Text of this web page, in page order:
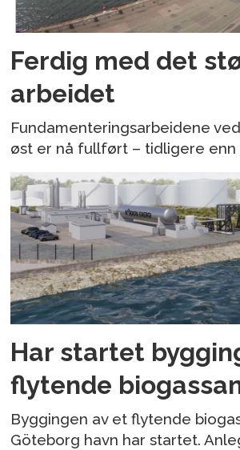
Ferdig med det
arbeidet
Fundamenteringsarbeidene
øst er nå fullført – tidligere enn
Har startet
flytende
Byggingen av et flytende
Göteborg havn har startet.